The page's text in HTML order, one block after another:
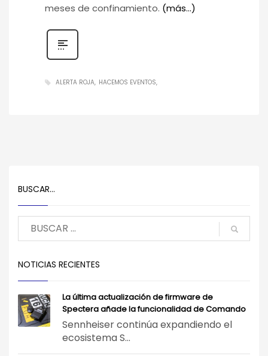
meses de confinamiento. (más…)
ALERTA ROJA HACEMOS EVENTOS
BUSCAR…
NOTICIAS RECIENTES
La última actualización de firmware de
Spectera añade la funcionalidad de Comando
Sennheiser continúa expandiendo el
ecosistema S...